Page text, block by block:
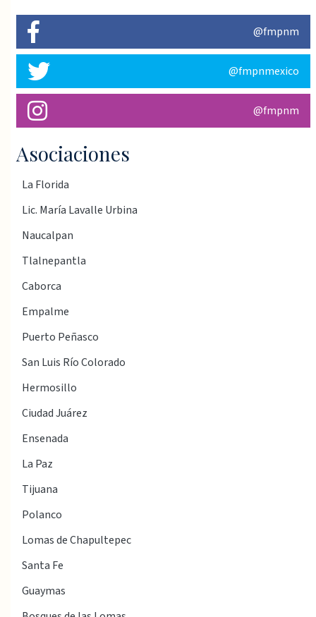
@fmpnm
@fmpnmexico
@fmpnm
Asociaciones
La Florida
Lic. María Lavalle Urbina
Naucalpan
Tlalnepantla
Caborca
Empalme
Puerto Peñasco
San Luis Río Colorado
Hermosillo
Ciudad Juárez
Ensenada
La Paz
Tijuana
Polanco
Lomas de Chapultepec
Santa Fe
Guaymas